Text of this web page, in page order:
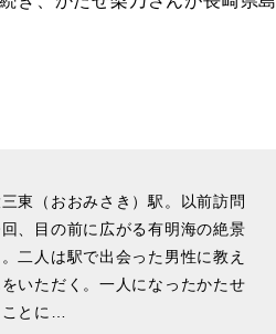
東（おおみさき）駅。以前訪問
、目の前に広がる有明海の絶景
二人は駅で出会った男性に教え
いただく。一人になったかたせ
とに…